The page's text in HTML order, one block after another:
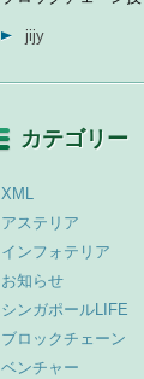
jijy
カテゴリー
XML
アステリア
インフォテリア
お知らせ
シンガポールLIFE
ブロックチェーン
ベンチャー